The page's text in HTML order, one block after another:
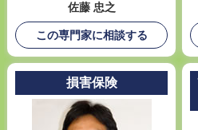
佐藤 忠之
この専門家に相談する
損害保険